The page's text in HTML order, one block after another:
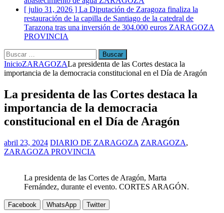
[ julio 31, 2026 ] La Diputación de Zaragoza finaliza la
restauración de la capilla de Santiago de la catedral de
Tarazona tras una inversión de 304.000 euros ZARAGOZA
PROVINCIA
Buscar:
InicioZARAGOZALa presidenta de las Cortes destaca la
importancia de la democracia constitucional en el Día de Aragón
La presidenta de las Cortes destaca la
importancia de la democracia
constitucional en el Día de Aragón
abril 23, 2024 DIARIO DE ZARAGOZA ZARAGOZA,
ZARAGOZA PROVINCIA
La presidenta de las Cortes de Aragón, Marta
Fernández, durante el evento. CORTES ARAGÓN.
Facebook WhatsApp Twitter